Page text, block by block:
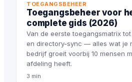
TOEGANGSBEHEER
Toegangsbeheer voor
complete gids (2026)
Van de eerste toegangsmatrix
en directory-sync — alles wat je
bedrijf groeit voorbij 10 mensen
afdeling heeft.
3 min